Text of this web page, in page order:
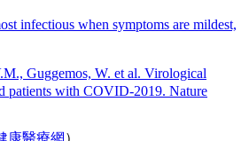
infectious when symptoms are mildest,
Guggemos, W. et al. Virological
patients with COVID-2019. Nature
康醫療網 ）